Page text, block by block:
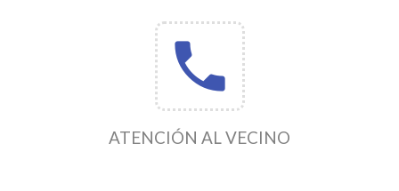
phone
ATENCIÓN AL VECINO